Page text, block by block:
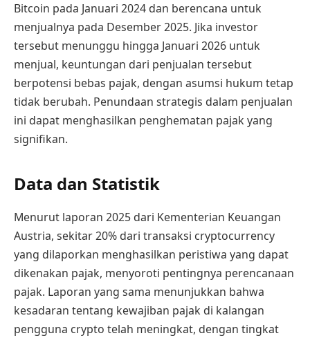
Bitcoin pada Januari 2024 dan berencana untuk
menjualnya pada Desember 2025. Jika investor
tersebut menunggu hingga Januari 2026 untuk
menjual, keuntungan dari penjualan tersebut
berpotensi bebas pajak, dengan asumsi hukum tetap
tidak berubah. Penundaan strategis dalam penjualan
ini dapat menghasilkan penghematan pajak yang
signifikan.
Data dan Statistik
Menurut laporan 2025 dari Kementerian Keuangan
Austria, sekitar 20% dari transaksi cryptocurrency
yang dilaporkan menghasilkan peristiwa yang dapat
dikenakan pajak, menyoroti pentingnya perencanaan
pajak. Laporan yang sama menunjukkan bahwa
kesadaran tentang kewajiban pajak di kalangan
pengguna crypto telah meningkat, dengan tingkat